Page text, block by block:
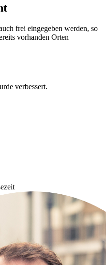
frei eingegeben werden, so
vorhanden Orten
verbessert.